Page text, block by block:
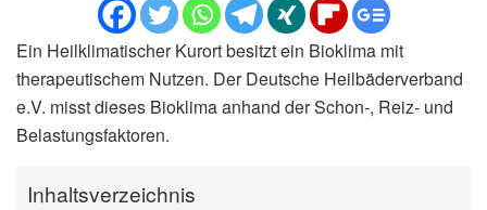
Ein Heilklimatischer Kurort besitzt ein Bioklima mit
therapeutischem Nutzen. Der Deutsche Heilbäderverband
e.V. misst dieses Bioklima anhand der Schon-, Reiz- und
Belastungsfaktoren.
Inhaltsverzeichnis